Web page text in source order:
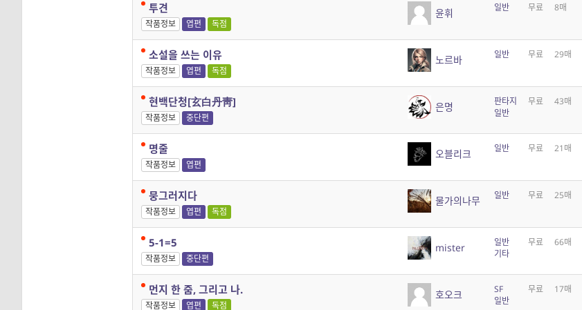
투견
작품정보 엽편 독점
윤휘 일반 무료 8매
소설을 쓰는 이유
작품정보 엽편 독점
노르바 일반 무료 29매
현백단청[玄白丹靑]
작품정보 중단편
은명
판타지
일반
무료 43매
명줄
작품정보 엽편
오블리크 일반 무료 21매
뭉그러지다
작품정보 엽편 독점
물가의나무 일반 무료 25매
5-1=5
작품정보 중단편
mister
일반
기타
무료 66매
먼지 한 줌, 그리고 나.
작품정보 엽편 독점
호오크
SF
일반
무료 17매